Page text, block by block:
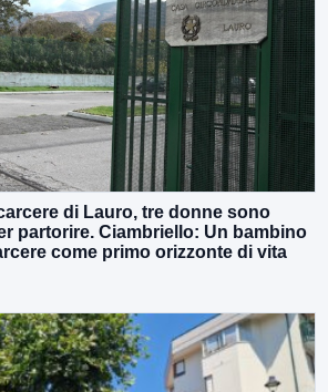
di Lauro, tre donne sono
partorire. Ciambriello: Un bambino
come primo orizzonte di vita